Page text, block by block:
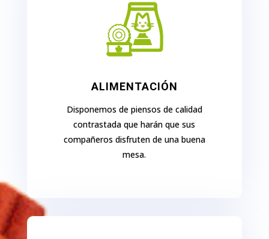
ALIMENTACIÓN
Disponemos de piensos de calidad
contrastada que harán que sus
compañeros disfruten de una buena
mesa.